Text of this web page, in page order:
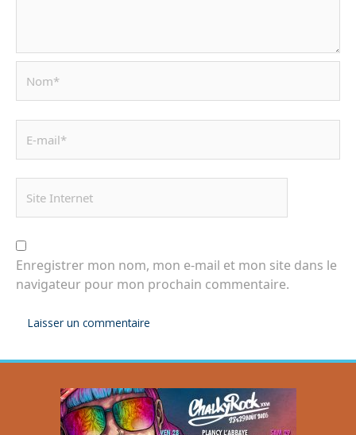
Enregistrer mon nom, mon e-mail et mon site dans le
navigateur pour mon prochain commentaire.